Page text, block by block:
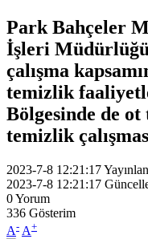
Park Bahçeler
İşleri
çalışma
temizlik
Bölgesinde de
temizlik
2023-7-8 12:21:17
2023-7-8 12:21:17
0Yorum
336 Gösterim
A- A+